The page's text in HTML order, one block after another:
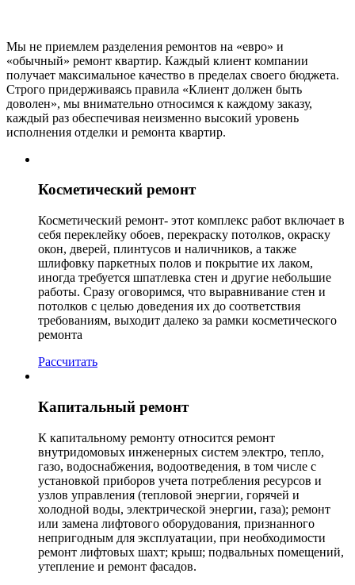
Мы не приемлем разделения ремонтов на «евро» и
«обычный» ремонт квартир. Каждый клиент компании
получает максимальное качество в пределах своего бюджета.
Строго придерживаясь правила «Клиент должен быть
доволен», мы внимательно относимся к каждому заказу,
каждый раз обеспечивая неизменно высокий уровень
исполнения отделки и ремонта квартир.
Косметический ремонт
Косметический ремонт- этот комплекс работ включает в
себя переклейку обоев, перекраску потолков, окраску
окон, дверей, плинтусов и наличников, а также
шлифовку паркетных полов и покрытие их лаком,
иногда требуется шпатлевка стен и другие небольшие
работы. Сразу оговоримся, что выравнивание стен и
потолков с целью доведения их до соответствия
требованиям, выходит далеко за рамки косметического
ремонта
Рассчитать
Капитальный ремонт
К капитальному ремонту относится ремонт
внутридомовых инженерных систем электро, тепло,
газо, водоснабжения, водоотведения, в том числе с
установкой приборов учета потребления ресурсов и
узлов управления (тепловой энергии, горячей и
холодной воды, электрической энергии, газа); ремонт
или замена лифтового оборудования, признанного
непригодным для эксплуатации, при необходимости
ремонт лифтовых шахт; крыш; подвальных помещений,
утепление и ремонт фасадов.